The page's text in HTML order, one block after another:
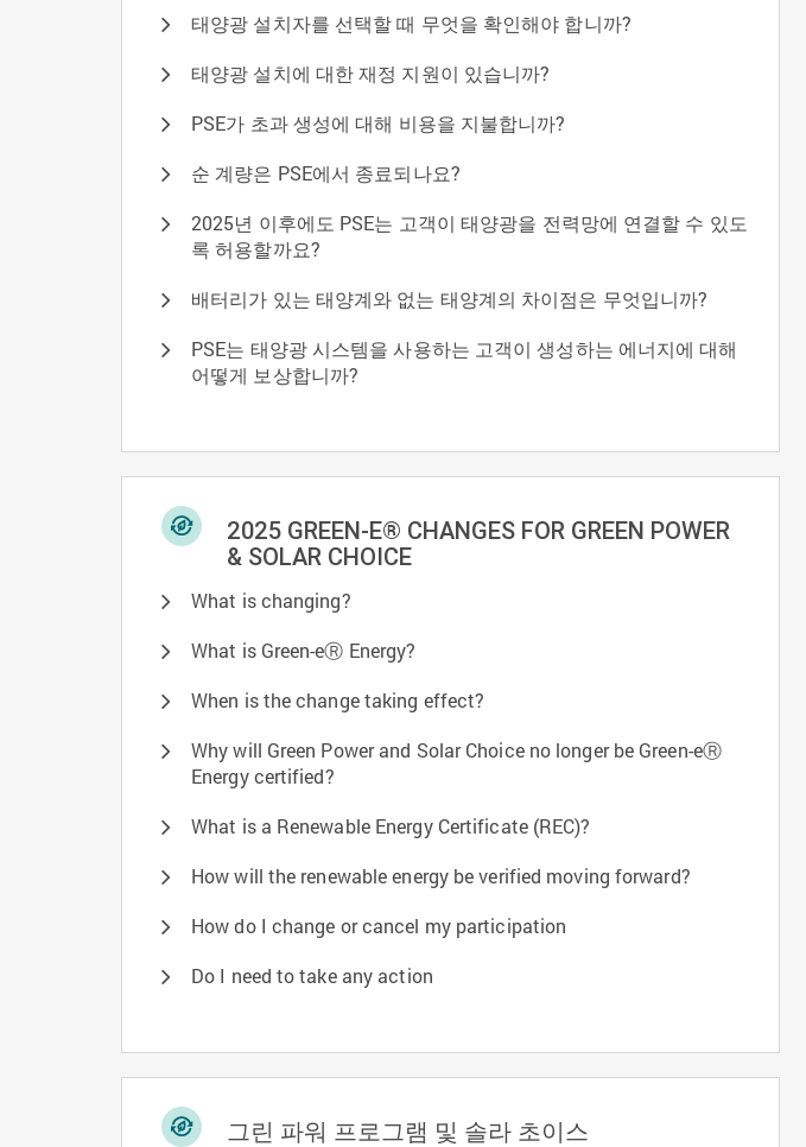
태양광 설치자를 선택할 때 무엇을 확인해야 합니까?
태양광 설치에 대한 재정 지원이 있습니까?
PSE가 초과 생성에 대해 비용을 지불합니까?
순 계량은 PSE에서 종료되나요?
2025년 이후에도 PSE는 고객이 태양광을 전력망에 연결할 수 있도
록 허용할까요?
배터리가 있는 태양계와 없는 태양계의 차이점은 무엇입니까?
PSE는 태양광 시스템을 사용하는 고객이 생성하는 에너지에 대해
어떻게 보상합니까?
2025 GREEN-E® CHANGES FOR GREEN POWER
& SOLAR CHOICE
What is changing?
What is Green-eⓇ Energy?
When is the change taking effect?
Why will Green Power and Solar Choice no longer be Green-eⓇ
Energy certified?
What is a Renewable Energy Certificate (REC)?
How will the renewable energy be verified moving forward?
How do I change or cancel my participation
Do I need to take any action
그린 파워 프로그램 및 솔라 초이스